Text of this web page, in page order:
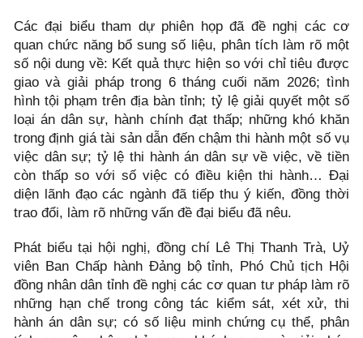
Các đại biểu tham dự phiên họp đã đề nghị các cơ
quan chức năng bổ sung số liệu, phân tích làm rõ một
số nội dung về: Kết quả thực hiện so với chỉ tiêu được
giao và giải pháp trong 6 tháng cuối năm 2026; tình
hình tội phạm trên địa bàn tỉnh; tỷ lệ giải quyết một số
loại án dân sự, hành chính đạt thấp; những khó khăn
trong định giá tài sản dẫn đến chậm thi hành một số vụ
việc dân sự; tỷ lệ thi hành án dân sự về việc, về tiền
còn thấp so với số việc có điều kiện thi hành… Đại
diện lãnh đạo các ngành đã tiếp thu ý kiến, đồng thời
trao đổi, làm rõ những vấn đề đại biểu đã nêu.
Phát biểu tại hội nghị, đồng chí Lê Thị Thanh Trà, Uỷ
viên Ban Chấp hành Đảng bộ tỉnh, Phó Chủ tịch Hội
đồng nhân dân tỉnh đề nghị các cơ quan tư pháp làm rõ
những hạn chế trong công tác kiểm sát, xét xử, thi
hành án dân sự; có số liệu minh chứng cụ thể, phân